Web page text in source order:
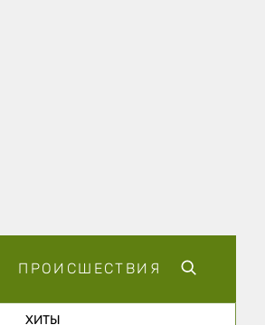
ПРОИСШЕСТВИЯ
ХИТЫ